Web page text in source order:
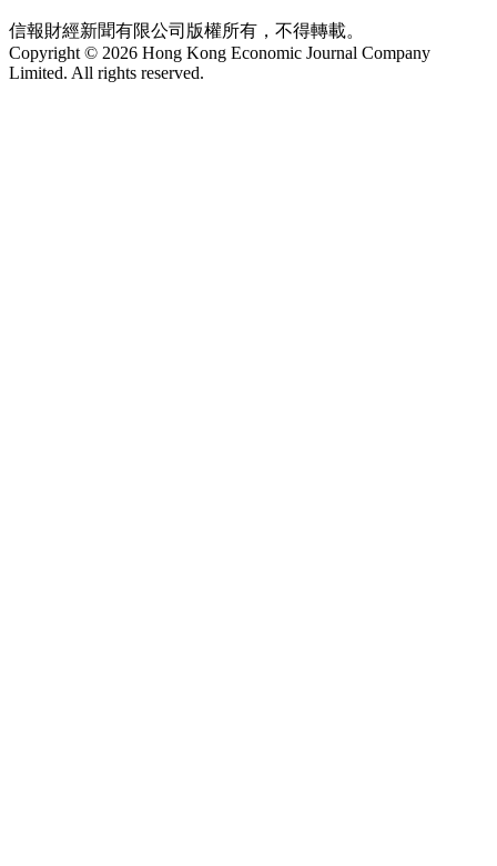
信報財經新聞有限公司版權所有，不得轉載。
Copyright © 2026 Hong Kong Economic Journal Company
Limited. All rights reserved.